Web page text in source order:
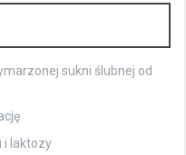
sukni ślubnej od
i laktozy